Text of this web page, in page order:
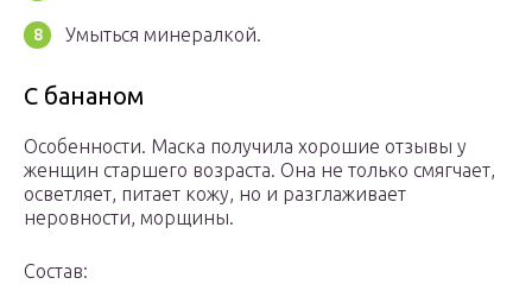
Умыться минералкой.
С бананом
Особенности. Маска получила хорошие отзывы у
женщин старшего возраста. Она не только смягчает,
осветляет, питает кожу, но и разглаживает
неровности, морщины.
Состав: